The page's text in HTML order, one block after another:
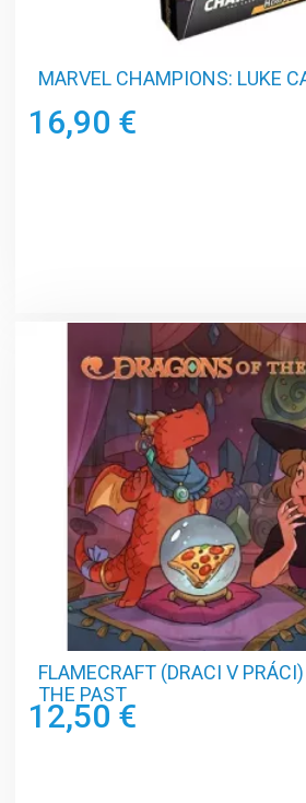
MARVEL CHAMPIONS: LUKE
16,90 €
FLAMECRAFT (DRACI V
THE PAST
12,50 €